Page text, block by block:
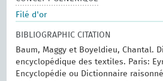
Filé d'or
BIBLIOGRAPHIC CITATION
Baum, Maggy et Boyeldieu, Chantal.
encyclopédique des textiles. Paris:
Encyclopédie ou Dictionnaire